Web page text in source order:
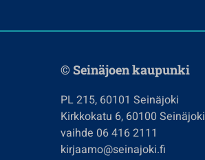
© Seinäjoen kaupunki
PL 215, 60101 Seinäjoki
Kirkkokatu 6, 60100 Seinäjoki
vaihde 06 416 2111
kirjaamo@seinajoki.fi